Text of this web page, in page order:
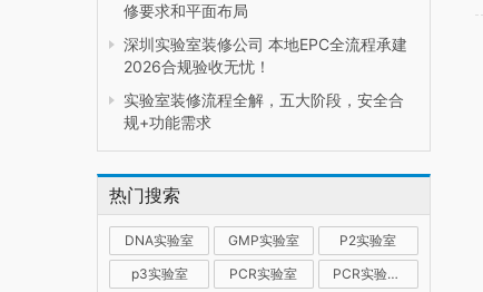
修要求和平面布局
深圳实验室装修公司 本地EPC全流程承建
2026合规验收无忧！
实验室装修流程全解，五大阶段，安全合
规+功能需求
热门搜索
DNA实验室 GMP实验室
P2实验室
p3实验室
PCR实验室
PCR实验室建设